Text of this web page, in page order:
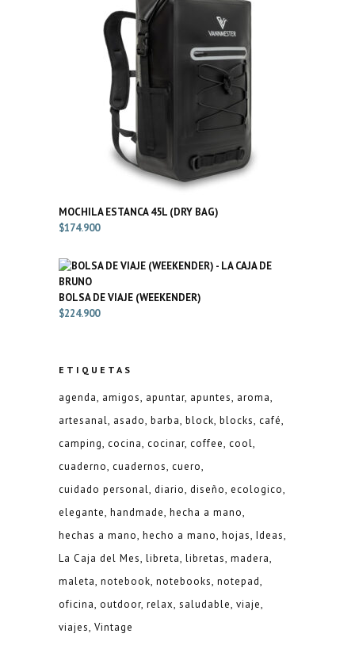
MOCHILA ESTANCA 45L (DRY BAG)
$174.900
BOLSA DE VIAJE (WEEKENDER)
$224.900
ETIQUETAS
agenda amigos apuntar apuntes aroma
artesanal asado barba block blocks café
camping cocina cocinar coffee cool
cuaderno cuadernos cuero
cuidado personal diario diseño ecologico
elegante handmade hecha a mano
hechas a mano hecho a mano hojas Ideas
La Caja del Mes libreta libretas madera
maleta notebook notebooks notepad
oficina outdoor relax saludable viaje
viajes Vintage